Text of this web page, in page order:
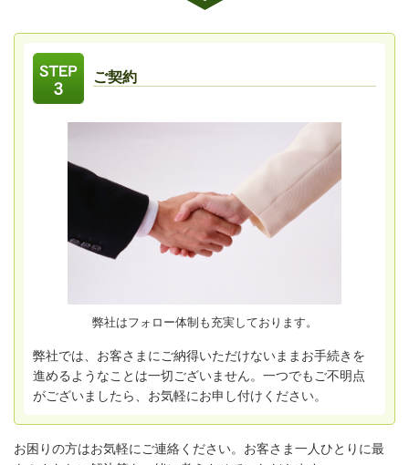
ご契約
弊社はフォロー体制も充実しております。
弊社では、お客さまにご納得いただけないままお手続きを
進めるようなことは一切ございません。一つでもご不明点
がございましたら、お気軽にお申し付けください。
お困りの方はお気軽にご連絡ください。お客さま一人ひとりに最